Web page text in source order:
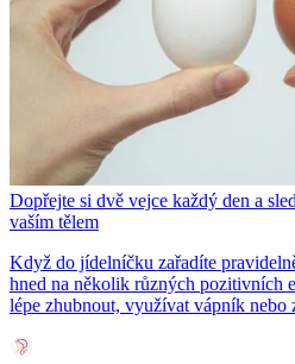
Dopřejte si dvě vejce každý den a
vaším tělem
Když do jídelníčku zařadíte
hned na několik různých pozitivních
lépe zhubnout, využívat vápník nebo